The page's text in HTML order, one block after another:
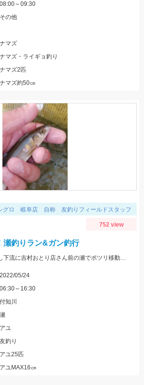
08:00～09:30
その他
ナマズ
ナマズ・ライギョ釣り
ナマズ2匹
ナマズ約50㎝
グロ 岐阜店 自称 友釣りフィールドスタッフ
752 view
瀬釣りラン&ガン釣行
朝は田瀬でポツポツ移動し下流に吉村おとり店さん前の瀬でポツリ移動し上流いなりはし下流の瀬の中でポツポツσ(^_^;)
2022/05/24
06:30～16:30
付知川
瀬
アユ
友釣り
アユ25匹
アユMAX16㎝